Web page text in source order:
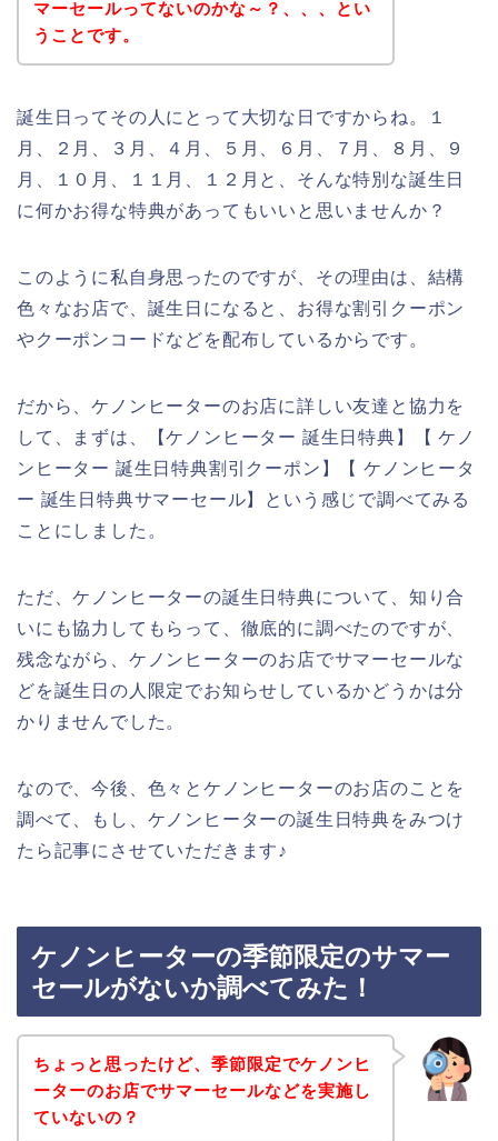
マーセールってないのかな～？、、、とい
うことです。
誕生日ってその人にとって大切な日ですからね。１
月、２月、３月、４月、５月、６月、７月、８月、９
月、１０月、１１月、１２月と、そんな特別な誕生日
に何かお得な特典があってもいいと思いませんか？
このように私自身思ったのですが、その理由は、結構
色々なお店で、誕生日になると、お得な割引クーポン
やクーポンコードなどを配布しているからです。
だから、ケノンヒーターのお店に詳しい友達と協力を
して、まずは、【ケノンヒーター 誕生日特典】【 ケノ
ンヒーター 誕生日特典割引クーポン】【 ケノンヒータ
ー 誕生日特典サマーセール】という感じで調べてみる
ことにしました。
ただ、ケノンヒーターの誕生日特典について、知り合
いにも協力してもらって、徹底的に調べたのですが、
残念ながら、ケノンヒーターのお店でサマーセールな
どを誕生日の人限定でお知らせしているかどうかは分
かりませんでした。
なので、今後、色々とケノンヒーターのお店のことを
調べて、もし、ケノンヒーターの誕生日特典をみつけ
たら記事にさせていただきます♪
ケノンヒーターの季節限定のサマー
セールがないか調べてみた！
ちょっと思ったけど、季節限定でケノンヒ
ーターのお店でサマーセールなどを実施し
ていないの？